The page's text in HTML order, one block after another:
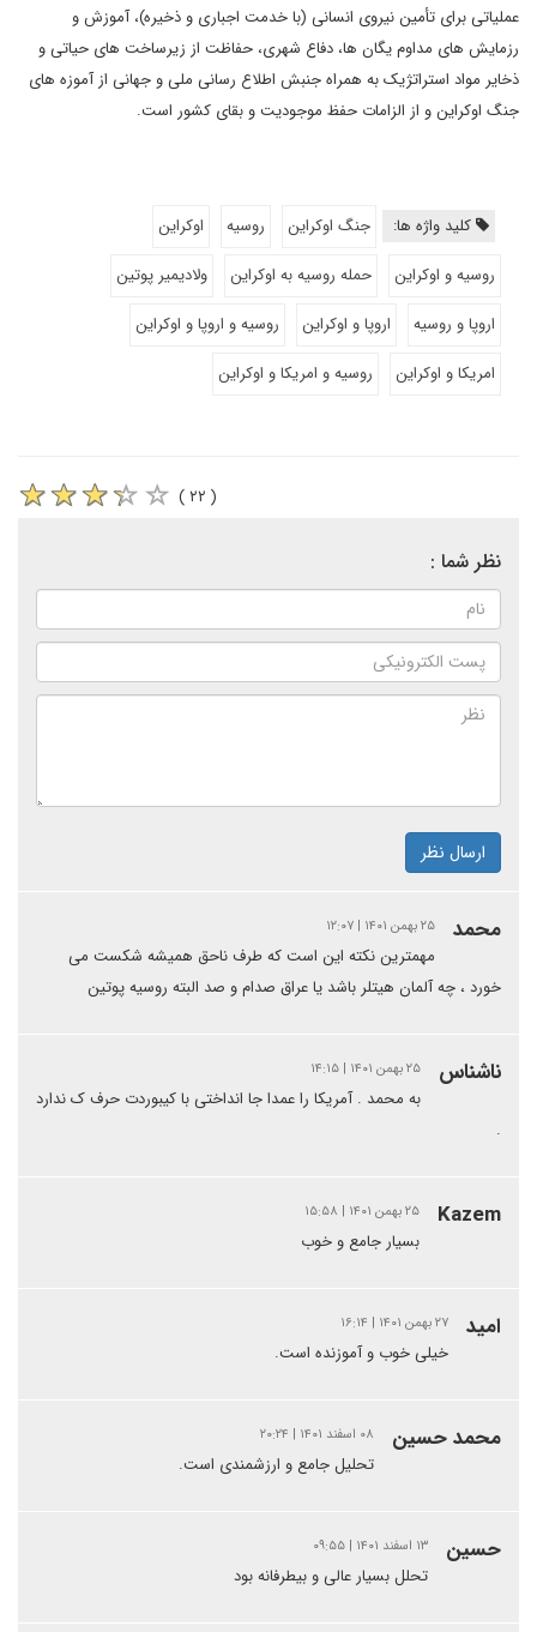
عملیاتی برای تأمین نیروی انسانی (با خدمت اجباری و ذخیره)، آموزش و
رزمایش های مداوم یگان ها، دفاع شهری، حفاظت از زیرساخت های حیاتی و
ذخایر مواد استراتژیک به همراه جنبش اطلاع رسانی ملی و جهانی از آموزه های
جنگ اوکراین و از الزامات حفظ موجودیت و بقای کشور است.
کلید واژه ها: جنگ اوکراین روسیه
اوکراین
روسیه و اوکراین
حمله روسیه به اوکراین
ولادیمیر پوتین
اروپا و روسیه
اروپا و اوکراین
روسیه و اروپا و اوکراین
امریکا و اوکراین
روسیه و امریکا و اوکراین
( ۲۲ )
نظر شما :
ارسال نظر
محمد ۲۵ بهمن ۱۴۰۱ | ۱۲:۰۷
مهمترین نکته این است که طرف ناحق همیشه شکست می
خورد ، چه آلمان هیتلر باشد یا عراق صدام و صد البته روسیه پوتین
ناشناس ۲۵ بهمن ۱۴۰۱ | ۱۴:۱۵
به محمد . آمریکا را عمدا جا انداختی با کیبوردت حرف ک ندارد
.
Kazem ۲۵ بهمن ۱۴۰۱ | ۱۵:۵۸
بسیار جامع و خوب
امید ۲۷ بهمن ۱۴۰۱ | ۱۶:۱۴
خیلی خوب و آموزنده است.
محمد حسین ۰۸ اسفند ۱۴۰۱ | ۲۰:۲۴
تحلیل جامع و ارزشمندی است.
حسین ۱۳ اسفند ۱۴۰۱ | ۰۹:۵۵
تحلل بسیار عالی و بیطرفانه بود